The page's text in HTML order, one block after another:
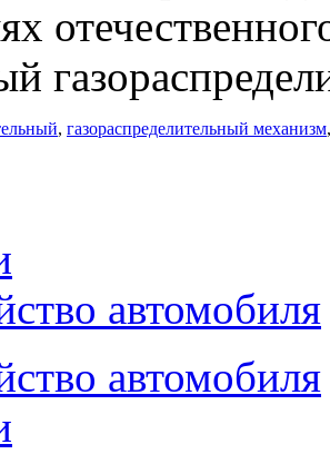
, газораспределительный механизм
автомобиля
автомобиля